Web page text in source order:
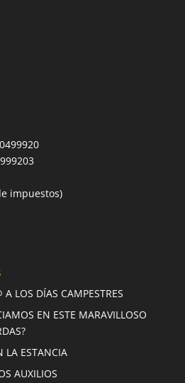
impuestos)
A LOS DÍAS CAMPESTRES
EN ESTE MARAVILLOSO
LA ESTANCIA
AUXILIOS